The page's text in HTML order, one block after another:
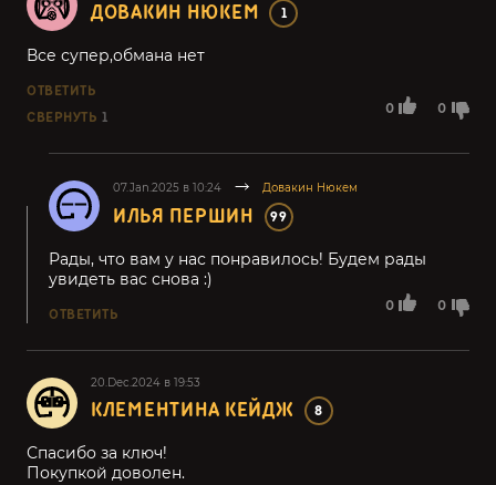
ДОВАКИН НЮКЕМ 1
0 0
Все супер,обмана нет
ОТВЕТИТЬ
СВЕРНУТЬ 1
07.Jan.2025 в 10:24 Довакин Нюкем
ИЛЬЯ ПЕРШИН 99
0 0
Рады, что вам у нас понравилось! Будем рады
увидеть вас снова :)
ОТВЕТИТЬ
20.Dec.2024 в 19:53
КЛЕМЕНТИНА КЕЙДЖ 8
Спасибо за ключ!
Покупкой доволен.